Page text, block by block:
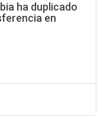
ha duplicado
en